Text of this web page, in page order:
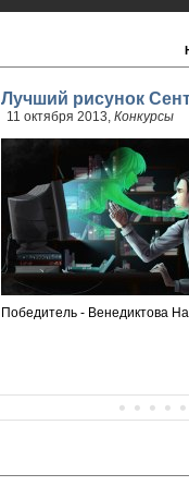
Лучший рисунок
11 октября 2013, Конкурсы
Победитель - Венедиктова